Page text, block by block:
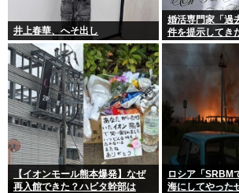
井上春華、へそ出し
婚活専門家「過
件を提示してき
信仰』」ケンモ
【イオンモール熊本爆発】なぜ
再入館できた？ハビタ幹部は
ロシア「SRBM
海にしてやった